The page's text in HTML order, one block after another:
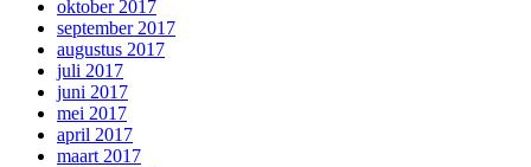
oktober 2017
september 2017
augustus 2017
juli 2017
juni 2017
mei 2017
april 2017
maart 2017